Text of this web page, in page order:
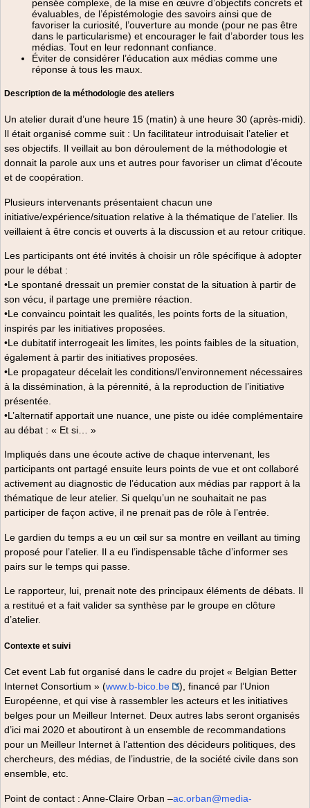
pensée complexe, de la mise en œuvre d’objectifs concrets et
évaluables, de l’épistémologie des savoirs ainsi que de
favoriser la curiosité, l’ouverture au monde (pour ne pas être
dans le particularisme) et encourager le fait d’aborder tous les
médias. Tout en leur redonnant confiance.
Éviter de considérer l’éducation aux médias comme une
réponse à tous les maux.
Description de la méthodologie des ateliers
Un atelier durait d’une heure 15 (matin) à une heure 30 (après-midi).
Il était organisé comme suit : Un facilitateur introduisait l’atelier et
ses objectifs. Il veillait au bon déroulement de la méthodologie et
donnait la parole aux uns et autres pour favoriser un climat d’écoute
et de coopération.
Plusieurs intervenants présentaient chacun une
initiative/expérience/situation relative à la thématique de l’atelier. Ils
veillaient à être concis et ouverts à la discussion et au retour critique.
Les participants ont été invités à choisir un rôle spécifique à adopter
pour le débat :
•Le spontané dressait un premier constat de la situation à partir de
son vécu, il partage une première réaction.
•Le convaincu pointait les qualités, les points forts de la situation,
inspirés par les initiatives proposées.
•Le dubitatif interrogeait les limites, les points faibles de la situation,
également à partir des initiatives proposées.
•Le propagateur décelait les conditions/l’environnement nécessaires
à la dissémination, à la pérennité, à la reproduction de l’initiative
présentée.
•L’alternatif apportait une nuance, une piste ou idée complémentaire
au débat : « Et si… »
Impliqués dans une écoute active de chaque intervenant, les
participants ont partagé ensuite leurs points de vue et ont collaboré
activement au diagnostic de l’éducation aux médias par rapport à la
thématique de leur atelier. Si quelqu’un ne souhaitait ne pas
participer de façon active, il ne prenait pas de rôle à l’entrée.
Le gardien du temps a eu un œil sur sa montre en veillant au timing
proposé pour l’atelier. Il a eu l’indispensable tâche d’informer ses
pairs sur le temps qui passe.
Le rapporteur, lui, prenait note des principaux éléments de débats. Il
a restitué et a fait valider sa synthèse par le groupe en clôture
d’atelier.
Contexte et suivi
Cet event Lab fut organisé dans le cadre du projet « Belgian Better
Internet Consortium » (www.b-bico.be
), financé par l’Union
Européenne, et qui vise à rassembler les acteurs et les initiatives
belges pour un Meilleur Internet. Deux autres labs seront organisés
d’ici mai 2020 et aboutiront à un ensemble de recommandations
pour un Meilleur Internet à l’attention des décideurs politiques, des
chercheurs, des médias, de l’industrie, de la société civile dans son
ensemble, etc.
Point de contact : Anne-Claire Orban –ac.orban@media-